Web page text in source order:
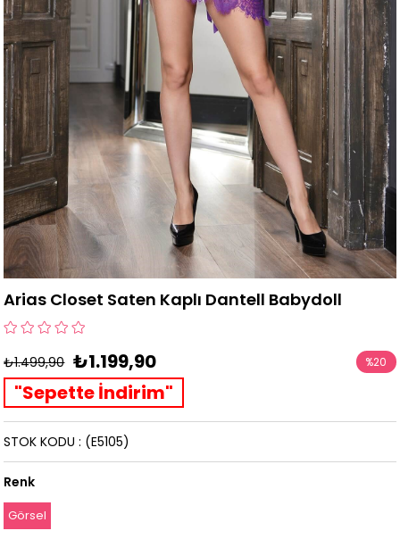
Arias Closet Saten Kaplı Dantell Babydoll
₺1.499,90 ₺1.199,90 %20
"Sepette İndirim"
(E5105)
STOK KODU
Renk
Görsel